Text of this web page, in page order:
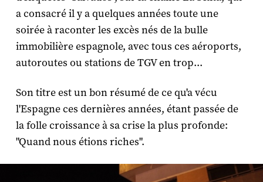
a consacré il y a quelques années toute une
soirée à raconter les excès nés de la bulle
immobilière espagnole, avec tous ces aéroports,
autoroutes ou stations de TGV en trop...
Son titre est un bon résumé de ce qu'a vécu
l'Espagne ces dernières années, étant passée de
la folle croissance à sa crise la plus profonde:
"Quand nous étions riches".